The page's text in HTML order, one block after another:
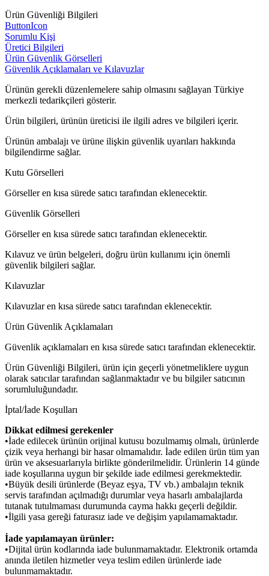
Ürün Güvenliği Bilgileri
ButtonIcon
Sorumlu Kişi
Üretici Bilgileri
Ürün Güvenlik Görselleri
Güvenlik Açıklamaları ve Kılavuzlar
Ürünün gerekli düzenlemelere sahip olmasını sağlayan Türkiye
merkezli tedarikçileri gösterir.
Ürün bilgileri, ürünün üreticisi ile ilgili adres ve bilgileri içerir.
Ürünün ambalajı ve ürüne ilişkin güvenlik uyarıları hakkında
bilgilendirme sağlar.
Kutu Görselleri
Görseller en kısa sürede satıcı tarafından eklenecektir.
Güvenlik Görselleri
Görseller en kısa sürede satıcı tarafından eklenecektir.
Kılavuz ve ürün belgeleri, doğru ürün kullanımı için önemli
güvenlik bilgileri sağlar.
Kılavuzlar
Kılavuzlar en kısa sürede satıcı tarafından eklenecektir.
Ürün Güvenlik Açıklamaları
Güvenlik açıklamaları en kısa sürede satıcı tarafından eklenecektir.
Ürün Güvenliği Bilgileri, ürün için geçerli yönetmeliklere uygun
olarak satıcılar tarafından sağlanmaktadır ve bu bilgiler satıcının
sorumluluğundadır.
İptal/İade Koşulları
Dikkat edilmesi gerekenler
•İade edilecek ürünün orijinal kutusu bozulmamış olmalı, ürünlerde
çizik veya herhangi bir hasar olmamalıdır. İade edilen ürün tüm yan
ürün ve aksesuarlarıyla birlikte gönderilmelidir. Ürünlerin 14 günde
iade koşullarına uygun bir şekilde iade edilmesi gerekmektedir.
•Büyük desili ürünlerde (Beyaz eşya, TV vb.) ambalajın teknik
servis tarafından açılmadığı durumlar veya hasarlı ambalajlarda
tutanak tutulmaması durumunda cayma hakkı geçerli değildir.
•İlgili yasa gereği faturasız iade ve değişim yapılamamaktadır.
İade yapılamayan ürünler:
•Dijital ürün kodlarında iade bulunmamaktadır. Elektronik ortamda
anında iletilen hizmetler veya teslim edilen ürünlerde iade
bulunmamaktadır.